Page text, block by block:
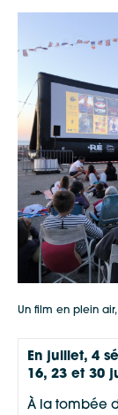
Un film en plein
En juillet, 4
16, 23 et 30
À la tombée